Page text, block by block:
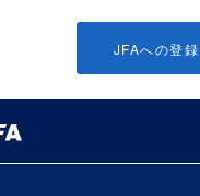
JFAへの登録